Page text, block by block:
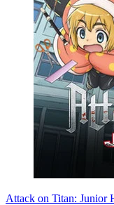
Attack on Titan: Junior